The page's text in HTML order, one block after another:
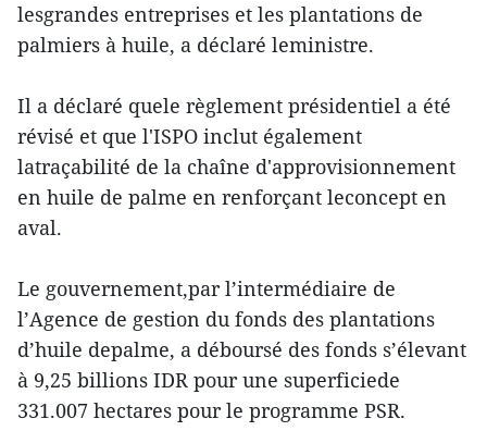
lesgrandes entreprises et les plantations de
palmiers à huile, a déclaré leministre.
Il a déclaré quele règlement présidentiel a été
révisé et que l'ISPO inclut également
latraçabilité de la chaîne d'approvisionnement
en huile de palme en renforçant leconcept en
aval.
Le gouvernement,par l’intermédiaire de
l’Agence de gestion du fonds des plantations
d’huile depalme, a déboursé des fonds s’élevant
à 9,25 billions IDR pour une superficiede
331.007 hectares pour le programme PSR.